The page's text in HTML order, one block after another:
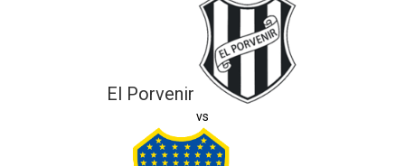
El Porvenir
vs